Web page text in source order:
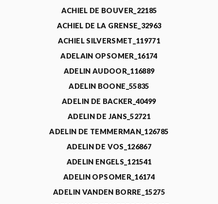
ACHIEL DE BOUVER_22185
ACHIEL DE LA GRENSE_32963
ACHIEL SILVERSMET_119771
ADELAIN OPSOMER_16174
ADELIN AUDOOR_116889
ADELIN BOONE_55835
ADELIN DE BACKER_40499
ADELIN DE JANS_52721
ADELIN DE TEMMERMAN_126785
ADELIN DE VOS_126867
ADELIN ENGELS_121541
ADELIN OPSOMER_16174
ADELIN VANDEN BORRE_15275